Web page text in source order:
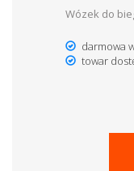
Wózek do
darmowa
towar